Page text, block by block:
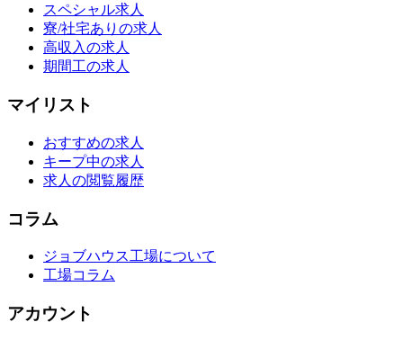
スペシャル求人
寮/社宅ありの求人
高収入の求人
期間工の求人
マイリスト
おすすめの求人
キープ中の求人
求人の閲覧履歴
コラム
ジョブハウス工場について
工場コラム
アカウント